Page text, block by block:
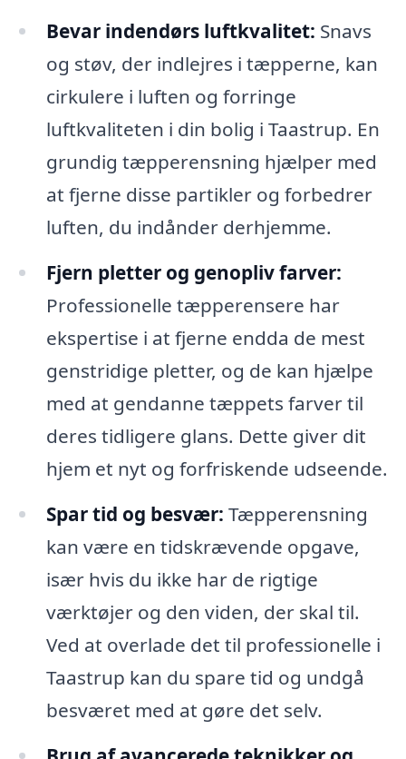
Bevar indendørs luftkvalitet: Snavs
og støv, der indlejres i tæpperne, kan
cirkulere i luften og forringe
luftkvaliteten i din bolig i Taastrup. En
grundig tæpperensning hjælper med
at fjerne disse partikler og forbedrer
luften, du indånder derhjemme.
Fjern pletter og genopliv farver:
Professionelle tæpperensere har
ekspertise i at fjerne endda de mest
genstridige pletter, og de kan hjælpe
med at gendanne tæppets farver til
deres tidligere glans. Dette giver dit
hjem et nyt og forfriskende udseende.
Spar tid og besvær: Tæpperensning
kan være en tidskrævende opgave,
især hvis du ikke har de rigtige
værktøjer og den viden, der skal til.
Ved at overlade det til professionelle i
Taastrup kan du spare tid og undgå
besværet med at gøre det selv.